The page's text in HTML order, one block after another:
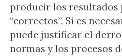
producir los resultados
“correctos”. Si es
puede justificar el
normas y los procesos